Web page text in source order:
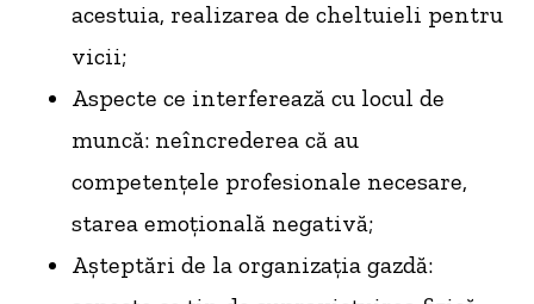
acestuia, realizarea de cheltuieli pentru
vicii;
Aspecte ce interferează cu locul de
muncă: neîncrederea că au
competențele profesionale necesare,
starea emoțională negativă;
Așteptări de la organizația gazdă: